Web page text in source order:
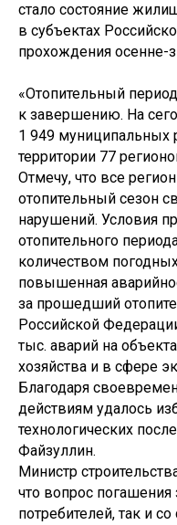
стало состояние
в субъектах
прохождения осенне-
«Отопительный
к завершению. На
1 949 муниципальных
территории 77
Отмечу, что все
отопительный сезон
нарушений. Условия
отопительного
количеством
повышенная
за прошедший
Российской
тыс. аварий на
хозяйства и в сфере
Благодаря
действиям удалось
технологических
Файзуллин.
Министр
что вопрос
потребителей, так и